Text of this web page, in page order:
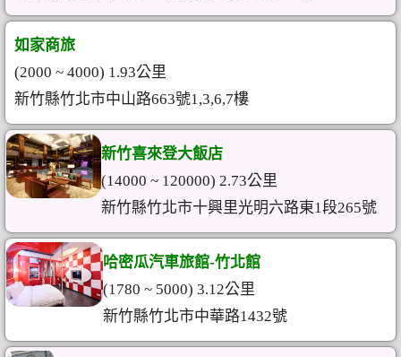
如家商旅
(2000 ~ 4000) 1.93公里
新竹縣竹北市中山路663號1,3,6,7樓
新竹喜來登大飯店
(14000 ~ 120000) 2.73公里
新竹縣竹北市十興里光明六路東1段265號
哈密瓜汽車旅館-竹北館
(1780 ~ 5000) 3.12公里
新竹縣竹北市中華路1432號